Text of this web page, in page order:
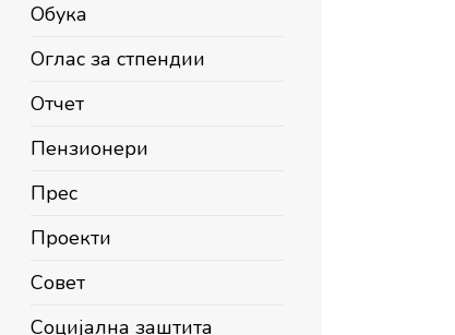
Обука
Оглас за стпендии
Отчет
Пензионери
Прес
Проекти
Совет
Социјална заштита